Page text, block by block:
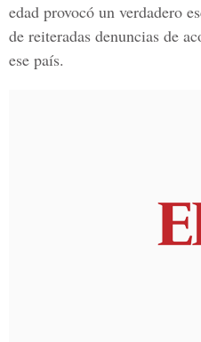
edad provocó un verdadero
de reiteradas denuncias de
ese país.